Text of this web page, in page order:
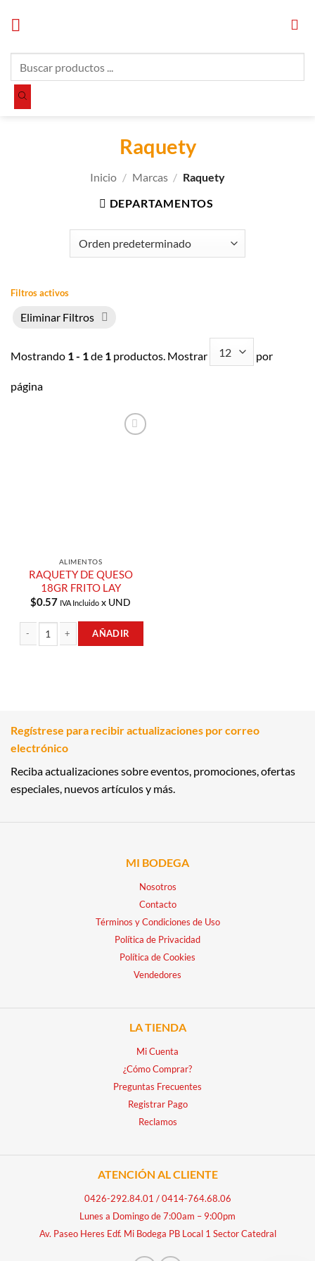
productos
Raquety
Inicio / Marcas / Raquety
DEPARTAMENTOS
Filtros activos
Eliminar Filtros
Mostrando 1 - 1de 1 productos. Mostrar por
página
ALIMENTOS
RAQUETY DE QUESO
18GR FRITO LAY
$0.57 IVA Incluido x UND
AÑADIR
Regístrese para recibir actualizaciones por correo
electrónico
Reciba actualizaciones sobre eventos, promociones, ofertas
especiales, nuevos artículos y más.
MI BODEGA
Nosotros
Contacto
Términos y Condiciones de Uso
Política de Privacidad
Política de Cookies
Vendedores
LA TIENDA
Mi Cuenta
¿Cómo Comprar?
Preguntas Frecuentes
Registrar Pago
Reclamos
ATENCIÓN AL CLIENTE
0426-292.84.01 /0414-764.68.06
Lunes a Domingo de 7:00am – 9:00pm
Av. Paseo Heres Edf. Mi Bodega PB Local 1 Sector Catedral